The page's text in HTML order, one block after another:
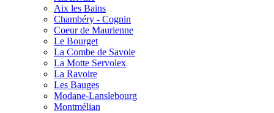
Aix les Bains
Chambéry - Cognin
Coeur de Maurienne
Le Bourget
La Combe de Savoie
La Motte Servolex
La Ravoire
Les Bauges
Modane-Lanslebourg
Montmélian